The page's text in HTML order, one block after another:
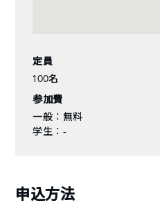
定員
100名
参加費
一般 ： 無料
学生 ： -
申込方法